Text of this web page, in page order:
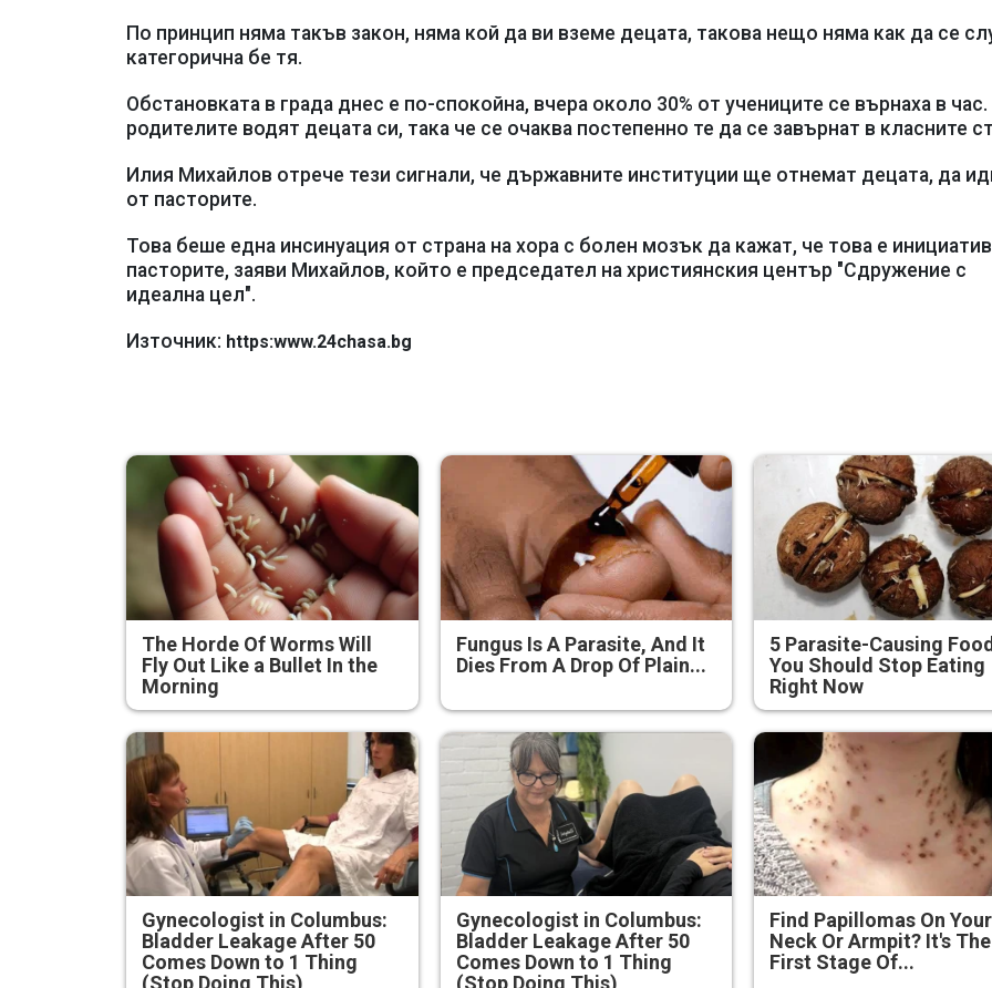
По принцип няма такъв закон, няма кой да ви вземе децата, такова нещо няма как да се
категорична бе тя.
Обстановката в града днес е по-спокойна, вчера около 30% от учениците се върнаха в
родителите водят децата си, така че се очаква постепенно те да се завърнат в класните
Илия Михайлов отрече тези сигнали, че държавните институции ще отнемат децата, да
от пасторите.
Това беше една инсинуация от страна на хора с болен мозък да кажат, че това е
пасторите, заяви Михайлов, който е председател на християнския център "Сдружение с
идеална цел".
Източник: https:www.24chasa.bg
The Horde Of Worms Will
Fly Out Like a Bullet In the
Morning
Fungus Is A Parasite, And It
Dies From A Drop Of Plain...
5 Parasite-Causing
You Should Stop Eating
Right Now
Gynecologist in Columbus:
Bladder Leakage After 50
Comes Down to 1 Thing
(Stop Doing This)
Gynecologist in Columbus:
Bladder Leakage After 50
Comes Down to 1 Thing
(Stop Doing This)
Find Papillomas On Your
Neck Or Armpit? It's The
First Stage Of...